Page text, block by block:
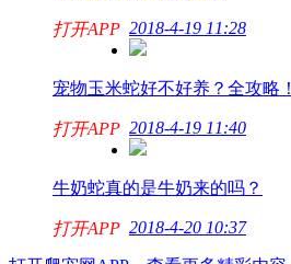
2018-4-19 11:28
打开APP
宠物玉米蛇好不好养？全攻略！
2018-4-19 11:40
打开APP
牛奶蛇真的是牛奶来的吗？
2018-4-20 10:37
打开APP